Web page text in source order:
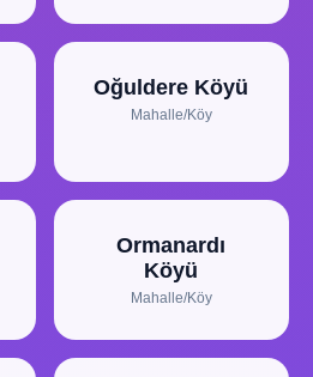
Oğuldere Köyü
Mahalle/Köy
Ormanardı
Köyü
Mahalle/Köy